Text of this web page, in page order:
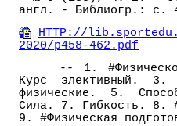
англ. - Библиогр.: с.
HTTP://
2020/p458-462.pdf
-- 1. #Физическое
Курс элективный. 3.
физические. 5.
Сила. 7. Гибкость. 8.
9. #Физическая